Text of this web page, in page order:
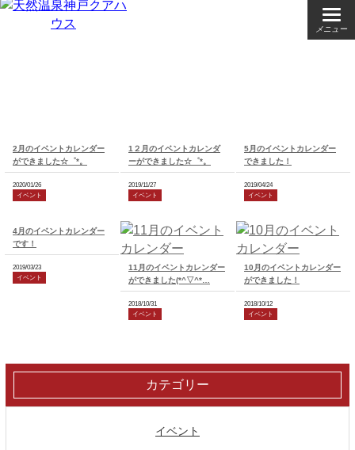
メニュー
2月のイベントカレンダー
ができました☆゜*。
2020/01/26
イベント
1２月のイベントカレンダ
ーができました☆゜*。
2019/11/27
イベント
5月のイベントカレンダー
できました！
2019/04/24
イベント
4月のイベントカレンダー
です！
2019/03/23
イベント
11月のイベントカレンダー
ができました(*^▽^*…
2018/10/31
イベント
10月のイベントカレンダー
ができました！
2018/10/12
イベント
カテゴリー
イベント